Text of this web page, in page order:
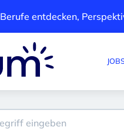
Berufe entdecken,